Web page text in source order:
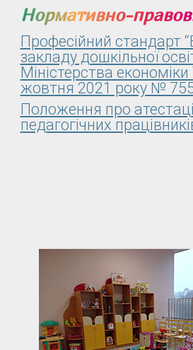
Нормативно-
Професійний стандарт
закладу дошкільної
Міністерства економіки
жовтня 2021 року №
Положення про
педагогічних